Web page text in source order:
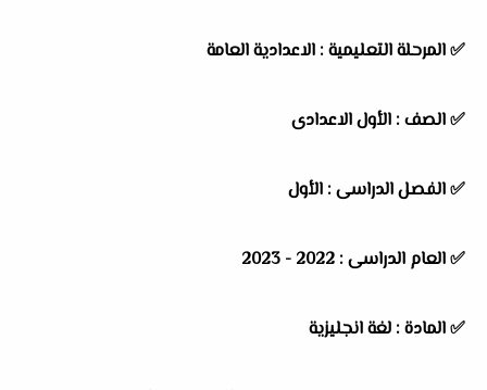
✅المرحلة التعليمية : الاعدادية العامة
✅الصف : الأول الاعدادى
✅الفصل الدراسى : الأول
✅العام الدراسى : 2022 - 2023
✅المادة : لغة انجليزية